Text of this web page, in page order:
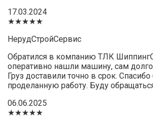
17.03.2024
★★★★★
НерудСтройСервис
Обратился в компанию ТЛК
оперативно нашли машину, сам долго
Груз доставили точно в срок.
проделанную работу. Буду
06.06.2025
★★★★★